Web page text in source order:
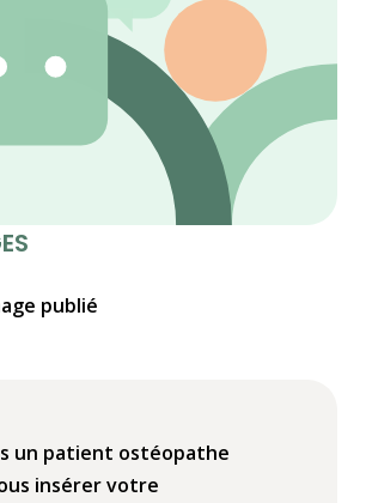
publié
un patient ostéopathe
insérer votre